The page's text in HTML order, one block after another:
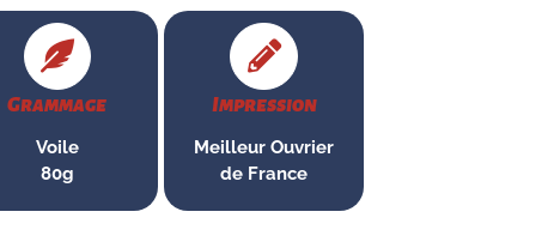
Grammage
Voile
80g
Impression
Meilleur Ouvrier
de France